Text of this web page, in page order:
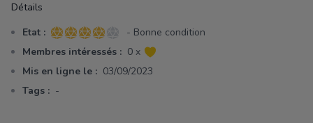
Détails
Etat : 4 sur 5 étoiles
- Bonne condition
Membres intéressés : 0 x
Mis en ligne le : 03/09/2023
Tags : -